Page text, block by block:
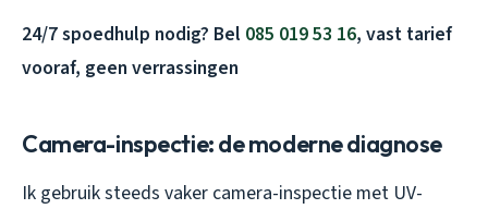
24/7 spoedhulp nodig? Bel 085 019 53 16, vast tarief
vooraf, geen verrassingen
Camera-inspectie: de moderne diagnose
Ik gebruik steeds vaker camera-inspectie met UV-